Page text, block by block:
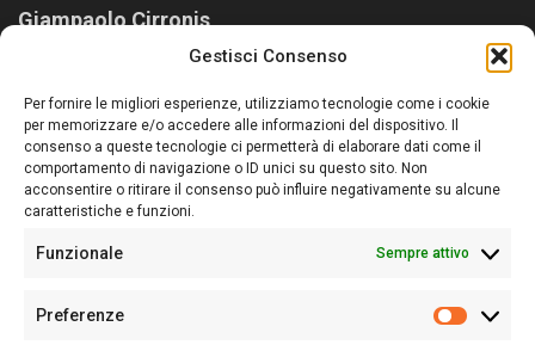
Gestisci Consenso
Per fornire le migliori esperienze, utilizziamo tecnologie come i cookie
per memorizzare e/o accedere alle informazioni del dispositivo. Il
consenso a queste tecnologie ci permetterà di elaborare dati come il
comportamento di navigazione o ID unici su questo sito. Non
acconsentire o ritirare il consenso può influire negativamente su alcune
caratteristiche e funzioni.
Funzionale Sempre attivo
Preferenze
Giampaolo Cirronis
Sardegna Ieri-Oggi-Domani nasce per informare “liberamente” i
lettori su quanto accade in Sardegna, con un occhio rivolto al
nostro passato e, soprattutto, al nostro futuro
Follow Us
Sede:Via Cristoforo Colombo 09013 Carbonia